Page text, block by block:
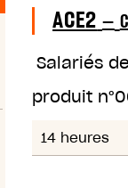
ACE2 —
Salariés
produit n°
14 heures